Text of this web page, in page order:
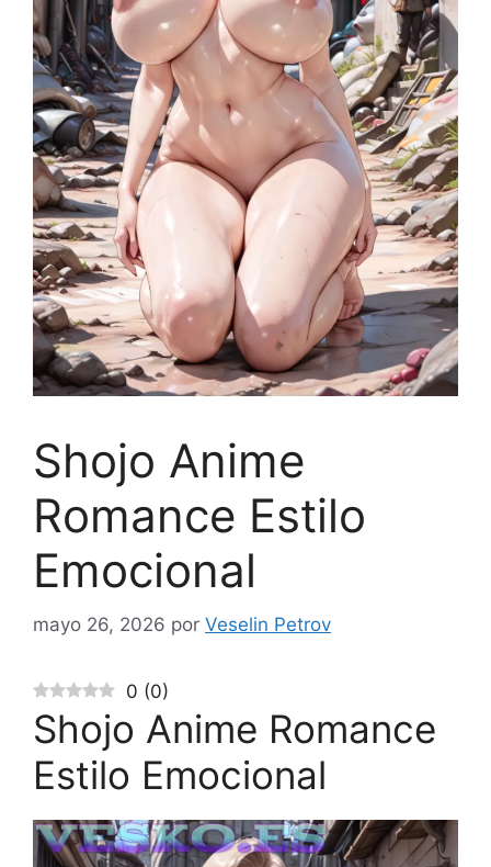
Shojo Anime
Romance Estilo
Emocional
mayo 26, 2026 por Veselin Petrov
0 (0)
Shojo Anime Romance
Estilo Emocional